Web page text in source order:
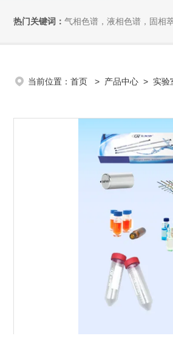
热门关键词： 气相色谱，液相色谱，固相
当前位置： 首页 > 产品中心 > 实验